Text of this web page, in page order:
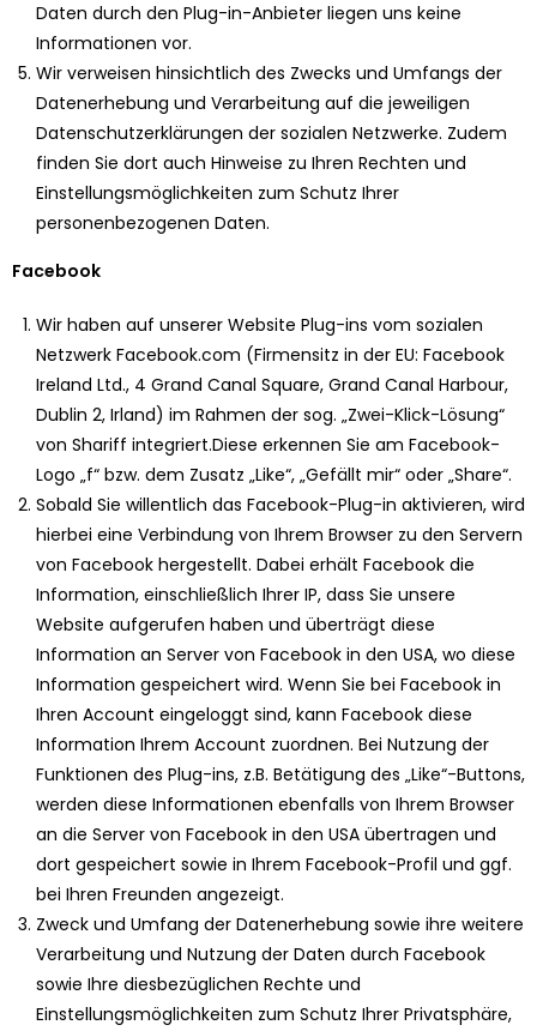
Daten durch den Plug-in-Anbieter liegen uns keine
Informationen vor.
Wir verweisen hinsichtlich des Zwecks und Umfangs der
Datenerhebung und Verarbeitung auf die jeweiligen
Datenschutzerklärungen der sozialen Netzwerke. Zudem
finden Sie dort auch Hinweise zu Ihren Rechten und
Einstellungsmöglichkeiten zum Schutz Ihrer
personenbezogenen Daten.
Facebook
Wir haben auf unserer Website Plug-ins vom sozialen
Netzwerk Facebook.com (Firmensitz in der EU: Facebook
Ireland Ltd., 4 Grand Canal Square, Grand Canal Harbour,
Dublin 2, Irland) im Rahmen der sog. „Zwei-Klick-Lösung“
von Shariff integriert.Diese erkennen Sie am Facebook-
Logo „f“ bzw. dem Zusatz „Like“, „Gefällt mir“ oder „Share“.
Sobald Sie willentlich das Facebook-Plug-in aktivieren, wird
hierbei eine Verbindung von Ihrem Browser zu den Servern
von Facebook hergestellt. Dabei erhält Facebook die
Information, einschließlich Ihrer IP, dass Sie unsere
Website aufgerufen haben und überträgt diese
Information an Server von Facebook in den USA, wo diese
Information gespeichert wird. Wenn Sie bei Facebook in
Ihren Account eingeloggt sind, kann Facebook diese
Information Ihrem Account zuordnen. Bei Nutzung der
Funktionen des Plug-ins, z.B. Betätigung des „Like“-Buttons,
werden diese Informationen ebenfalls von Ihrem Browser
an die Server von Facebook in den USA übertragen und
dort gespeichert sowie in Ihrem Facebook-Profil und ggf.
bei Ihren Freunden angezeigt.
Zweck und Umfang der Datenerhebung sowie ihre weitere
Verarbeitung und Nutzung der Daten durch Facebook
sowie Ihre diesbezüglichen Rechte und
Einstellungsmöglichkeiten zum Schutz Ihrer Privatsphäre,